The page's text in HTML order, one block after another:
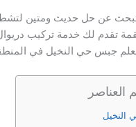
تبحث عن حل حديث ومتين
تقدم لك خدمة تركيب دريوال
جبس حي النخيل في
العناصر
النخيل